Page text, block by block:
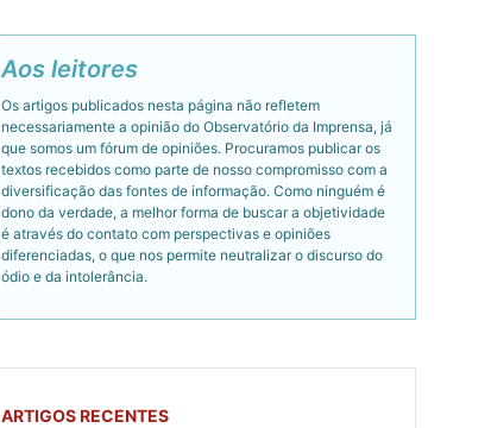
Aos leitores
Os artigos publicados nesta página não refletem
necessariamente a opinião do Observatório da Imprensa, já
que somos um fórum de opiniões. Procuramos publicar os
textos recebidos como parte de nosso compromisso com a
diversificação das fontes de informação. Como ninguém é
dono da verdade, a melhor forma de buscar a objetividade
é através do contato com perspectivas e opiniões
diferenciadas, o que nos permite neutralizar o discurso do
ódio e da intolerância.
ARTIGOS RECENTES